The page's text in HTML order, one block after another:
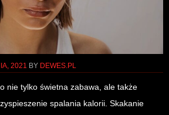
2021 BY DEWES.PL
nie tylko świetna zabawa, ale także
spalania kalorii. Skakanie